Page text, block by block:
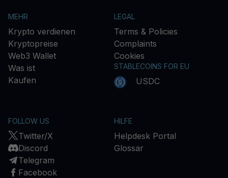
MEHR
Krypto verdienen
Kryptopreise
Web3 Wallet
Was ist
Kaufen
LEGAL
Terms & Policies
Complaints
Cookies
STABLECOINS FOR EU
USDC
FOLLOW US
Twitter/X
Discord
Telegram
Facebook
HILFE
Helpdesk Portal
Glossar